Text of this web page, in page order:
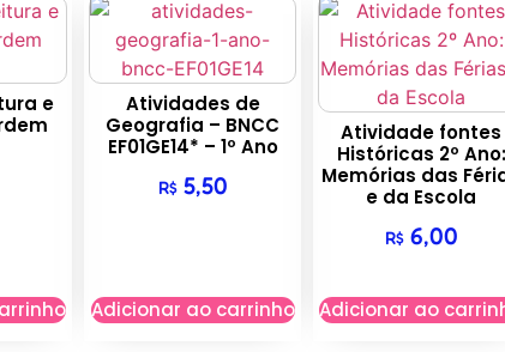
e
Atividades de
Geografia – BNCC
EF01GE14* – 1º Ano
R$5,50
Adicionar ao carrinho
Atividade fontes
Históricas 2º Ano:
Memórias das
e da Escola
R$6,00
Adicionar ao